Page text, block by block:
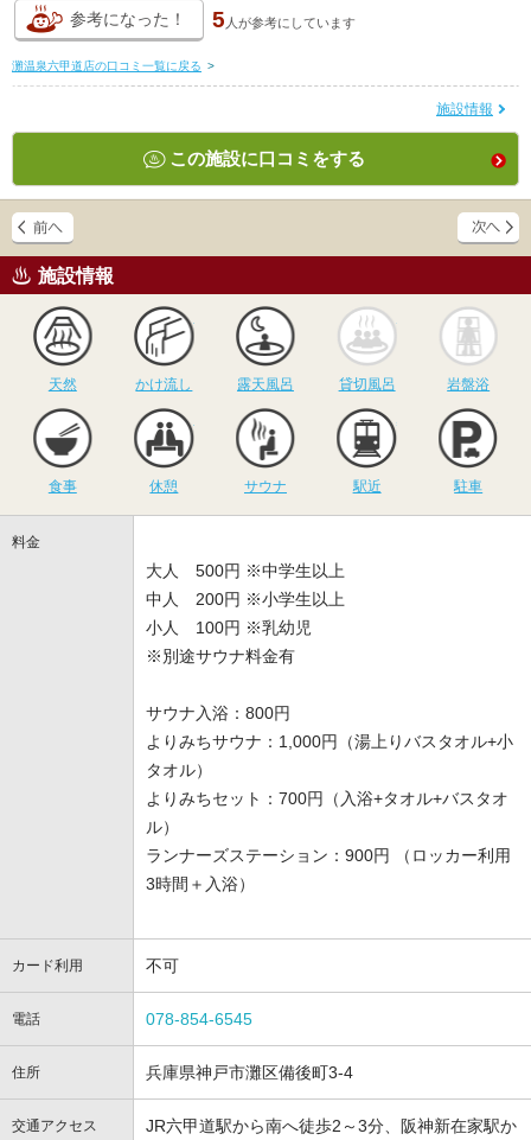
参考になった！ 5 人が参考にしています
灘温泉六甲道店の口コミ一覧に戻る >
施設情報
この施設に口コミをする
施設情報
天然
かけ流し
かけ流し
露天風呂
露天風呂
貸切風呂
貸切風呂 岩盤浴
食事 休憩
サウナ
サウナ 駅近 駐車
料金
大人 500円 ※中学生以上
中人 200円 ※小学生以上
小人 100円 ※乳幼児
※別途サウナ料金有
サウナ入浴：800円
よりみちサウナ：1,000円（湯上りバスタオル+小
タオル）
よりみちセット：700円（入浴+タオル+バスタオ
ル）
ランナーズステーション：900円 （ロッカー利用
3時間＋入浴）
カード利用 不可
電話 078-854-6545
住所 兵庫県神戸市灘区備後町3-4
交通アクセス
JR六甲道駅から南へ徒歩2～3分、阪神新在家駅か